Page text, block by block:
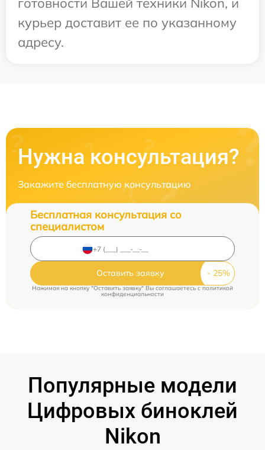
курьер доставит ее по указанному
адресу.
Нужна консультация?
Закажите бесплатную консультацию
Бесплатная консультация со
специалистом
Оставить заявку
Нажимая на кнопку "Оставить заявку" Вы соглашаетесь c политикой
конфиденциальности
Популярные модели
Цифровых биноклей
Nikon